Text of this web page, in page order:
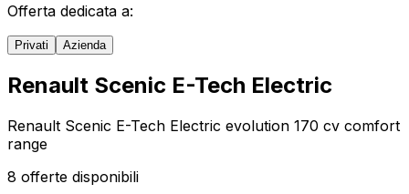
Offerta dedicata a:
Privati Azienda
Renault Scenic E-Tech Electric
Renault Scenic E-Tech Electric evolution 170 cv comfort
range
8 offerte disponibili